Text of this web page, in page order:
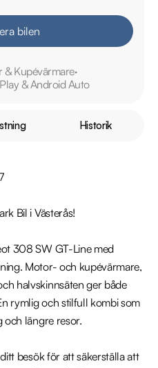
bilen
& Kupévärmare
& Android Auto
Historik
Bil i Västerås!
308 SW GT-Line med
Motor- och kupévärmare,
halvskinnsäten ger både
rymlig och stilfull kombi som
och längre resor.
besök för att säkerställa att